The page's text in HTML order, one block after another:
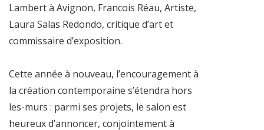
Lambert à Avignon, Francois Réau, Artiste,
Laura Salas Redondo, critique d’art et
commissaire d’exposition.
Cette année à nouveau, l’encouragement à
la création contemporaine s’étendra hors
les-murs : parmi ses projets, le salon est
heureux d’annoncer, conjointement à